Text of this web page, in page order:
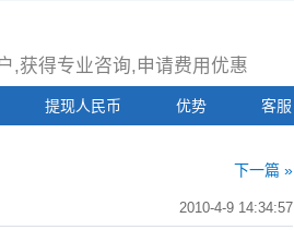
,获得专业咨询,申请费用优惠
提现人民币 优势 客服
下一篇 »
2010-4-9 14:34:57